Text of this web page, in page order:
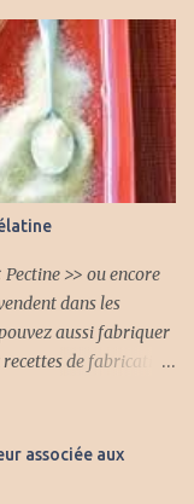
>> ou encore
dans les
aussi fabriquer
de fabrication
2 litres d'eau
associée aux